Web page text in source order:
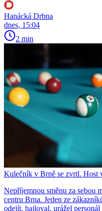
Hanácká Drbna
dnes, 15:04
2 min
Kulečník v Brně se zvrtl. Host
Nepříjemnou směnu za sebou
centru Brna. Jeden ze
odejít, hajloval, urážel